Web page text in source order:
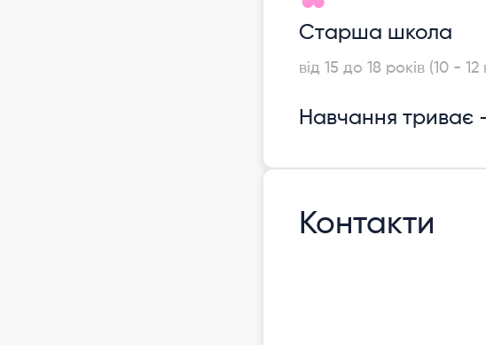
Старша школа
від 15 до 18 років (10 - 12
Навчання триває -
Контакти